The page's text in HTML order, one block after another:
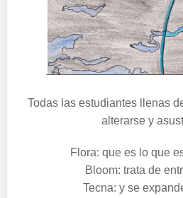
Todas las estudiantes llenas
alterarse y
Flora: que es lo que
Bloom: trata de
Tecna: y se